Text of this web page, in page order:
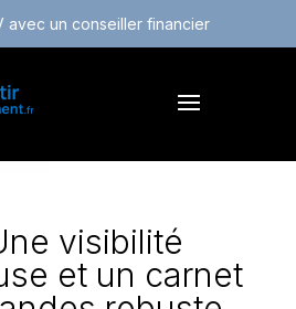
avec un conseiller financier
visibilité
et un carnet